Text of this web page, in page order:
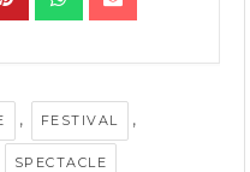
, FESTIVAL ,
SPECTACLE